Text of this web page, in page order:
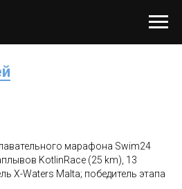
марафона Swim24
KotlinRace (25 km), 13
X-Waters Malta; победитель этапа